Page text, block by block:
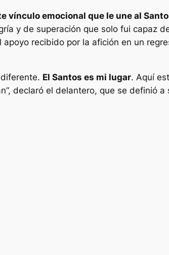
vínculo emocional que le une al
y de superación que solo fui capaz
recibido por la afición en un
El Santos es mi lugar. Aquí
declaró el delantero, que se definió a